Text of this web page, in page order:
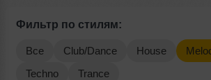
Фильтр по стилям:
Все Club/Dance House
Techno
Trance